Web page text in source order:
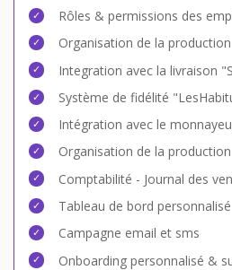
Rôles & permissions des
Organisation de la production
Integration avec la livraison
Système de fidélité
Intégration avec le
Organisation de la production
Comptabilité - Journal des
Tableau de bord personnalisé
Campagne email et sms
Onboarding personnalisé &